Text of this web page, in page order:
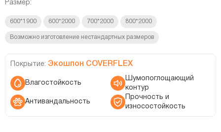
Размер:
600*1900 600*2000 700*2000 800*2000
Возможно изготовление нестандартных размеров
Покрытие: Экошпон COVERFLEX
Влагостойкость
Шумопоглощающий
контур
Антивандальность
Прочность и
износостойкость